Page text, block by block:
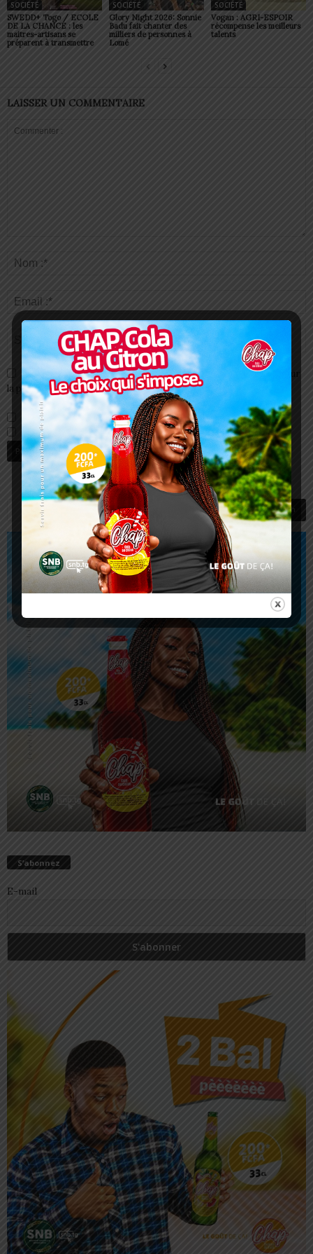
SOCIÉTÉ
SWEDD+ Togo / ECOLE
DE LA CHANCE : les
maitres-artisans se
préparent à transmettre
SOCIÉTÉ
Glory Night 2026: Sonnie
Badu fait chanter des
milliers de personnes à
Lomé
SOCIÉTÉ
Vogan : AGRI-ESPOIR
récompense les meilleurs
talents
LAISSER UN COMMENTAIRE
Enregistrer mon nom, email et site web dans ce navigateur pour
la prochaine fois que je commenterai.
Prévenez-moi de tous les nouveaux commentaires par e-mail.
Prévenez-moi de tous les nouveaux articles par e-mail.
S’abonnez
E-mail